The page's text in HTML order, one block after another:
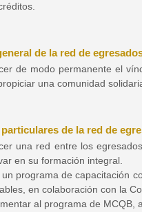
de la red de
de modo permanente el
una comunidad
de la red de
una red entre los
en su formación integral.
programa de capacitación
en colaboración con la
al programa de MCQB,